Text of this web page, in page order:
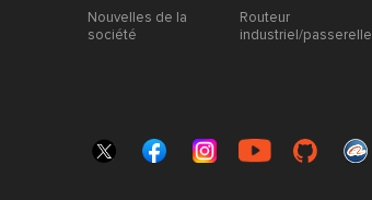
Nouvelles de la
société
Routeur
industriel/passerelle